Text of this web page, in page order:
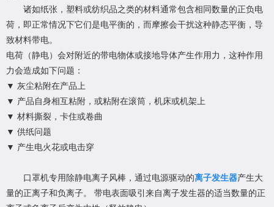
诸如纸张，塑料或纺织品之类的材料通常包含相同数量的正负电
荷，即正常情况下它们是电平衡的，而摩擦会干扰这种静态平衡，导
致材料带电。
电荷（静电）会对附近的带电物体或接地导体产生作用力，这种作用
力会造成如下问题：
▼ 灰尘粘附在产品上
▼ 产品自身相互粘附，或粘附在滚筒，机床或机架上
▼ 材料撕裂，卡住或卷曲
▼ 供纸问题
▼ 产生电火花或电击穿
口罩机专用除静电离子风棒，通过电源驱动的离子发生器产生大
量的正离子和负离子。 带电表面吸引来自离子发生器的适当数量的正